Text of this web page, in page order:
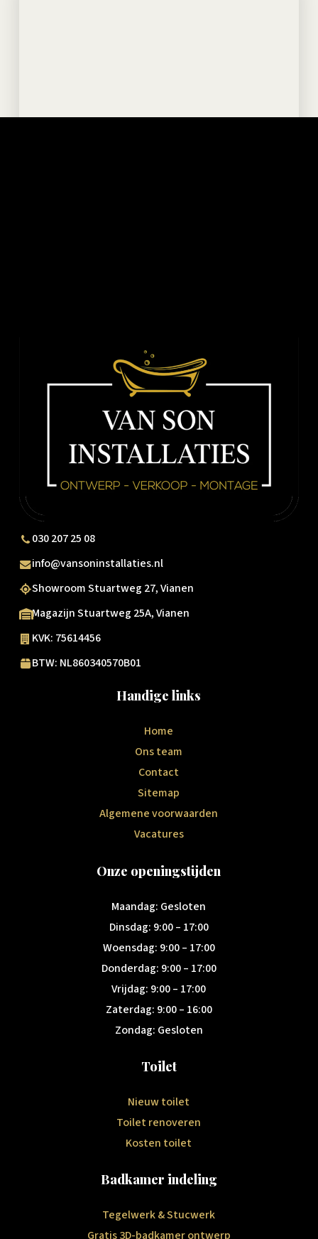
030 207 25 08
info@vansoninstallaties.nl
Showroom Stuartweg 27, Vianen
Magazijn Stuartweg 25A, Vianen
KVK: 75614456
BTW: NL860340570B01
Handige links
Home
Ons team
Contact
Sitemap
Algemene voorwaarden
Vacatures
Onze openingstijden
Maandag: Gesloten
Dinsdag: 9:00 – 17:00
Woensdag: 9:00 – 17:00
Donderdag: 9:00 – 17:00
Vrijdag: 9:00 – 17:00
Zaterdag: 9:00 – 16:00
Zondag: Gesloten
Toilet
Nieuw toilet
Toilet renoveren
Kosten toilet
Badkamer indeling
Tegelwerk & Stucwerk
Gratis 3D-badkamer ontwerp